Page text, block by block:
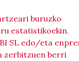
buruzko
estatistikoekin.
SL edo/eta
zerbitzuen berri